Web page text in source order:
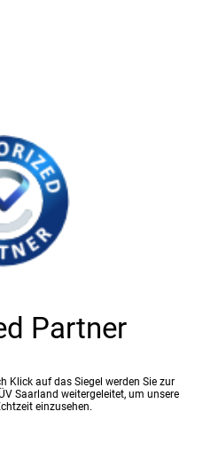
Partner
Klick auf das Siegel werden Sie zur
Saarland weitergeleitet, um unsere
einzusehen.